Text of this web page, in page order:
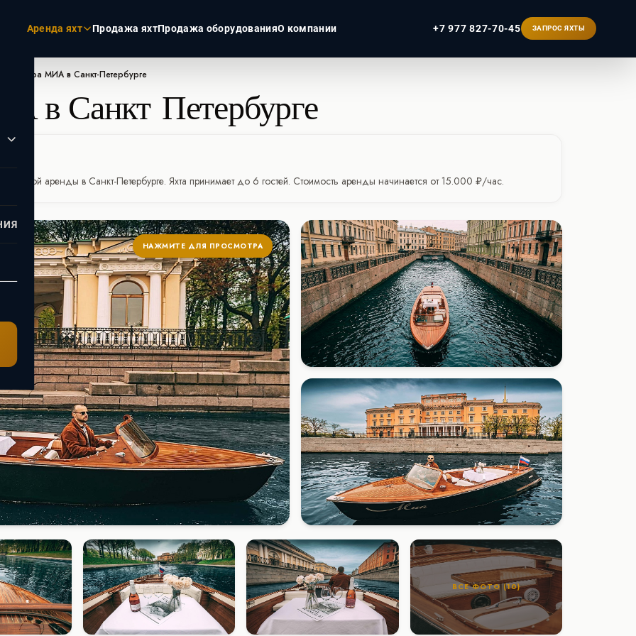
Аренда яхт
Пхукет
Мальдивы
Москва
Продажа яхтПродажа оборудованияО компании +7 977 827-70-45 ЗАПРОС ЯХТЫ
катера МИА в Санкт-Петербурге
в Санкт-Петербурге
аренды в Санкт-Петербурге. Яхта принимает до 6 гостей. Стоимость аренды начинается от 15.000 ₽/час.
НАЖМИТЕ ДЛЯ ПРОСМОТРА
ВСЕ ФОТО (10)